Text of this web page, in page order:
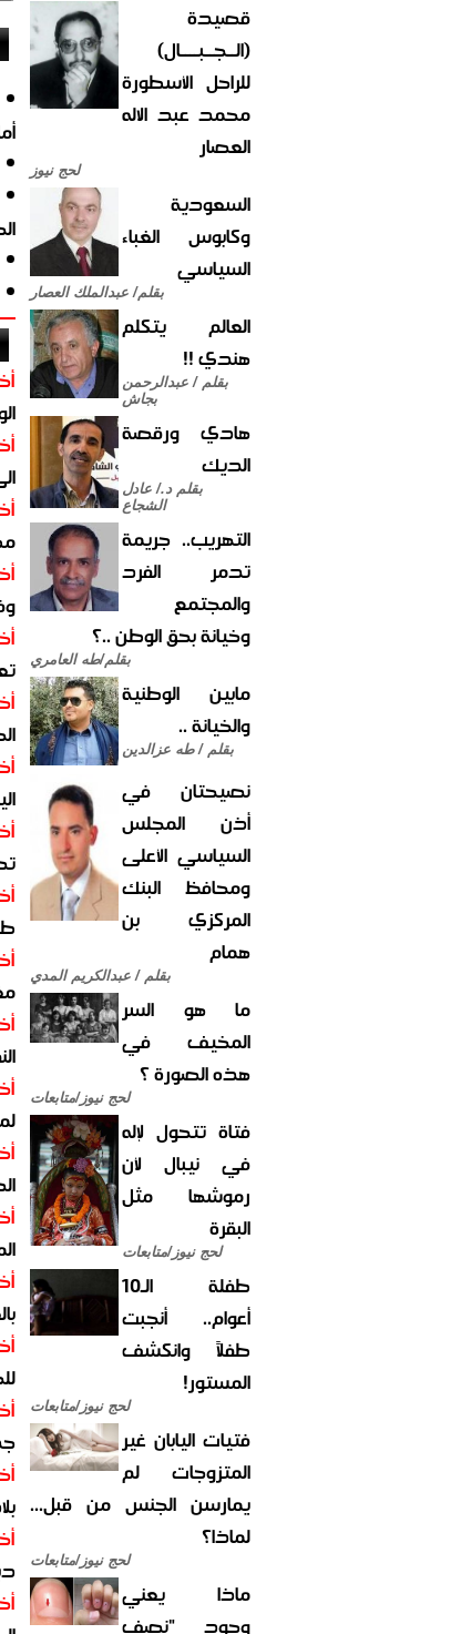
قصيدة
(الــجــبــــال)
للراحل الأسطورة
محمد عبد الاله
العصار
لحج نيوز
السعودية
وكابوس الغباء
السياسي
بقلم/ عبدالملك العصار
العالم يتكلم
هندي !!
بقلم / عبدالرحمن
بجاش
هادي ورقصة
الديك
بقلم د./ عادل
الشجاع
التهريب.. جريمة
تدمر الفرد
والمجتمع
وخيانة بحق الوطن ..؟
بقلم/طه العامري
مابين الوطنية
والخيانة ..
بقلم / طه عزالدين
نصيحتان في
أذن المجلس
السياسي الأعلى
ومحافظ البنك
المركزي بن
همام
بقلم / عبدالكريم المدي
ما هو السر
المخيف في
هذه الصورة ؟
لحج نيوز/متابعات
فتاة تتحول لإله
في نيبال لأن
رموشها مثل
البقرة
لحج نيوز/متابعات
طفلة الـ10
أعوام.. أنجبت
طفلاً وانكشف
المستور!
لحج نيوز/متابعات
فتيات اليابان غير
المتزوجات لم
يمارسن الجنس من قبل...
لماذا؟
لحج نيوز/متابعات
ماذا يعني
وجود "نصف